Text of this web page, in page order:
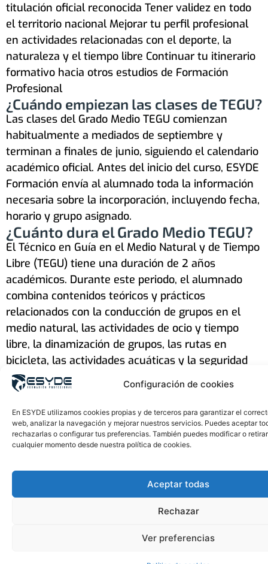
Configuración de cookies
En ESYDE utilizamos cookies propias y de terceros para garantizar el
web, analizar la navegación y mejorar nuestros servicios. Puedes aceptar
rechazarlas o configurar tus preferencias. También puedes modificar o
cualquier momento desde nuestra política de cookies.
Aceptar todas
Rechazar
Ver preferencias
titulación oficial reconocida Tener validez en todo
el territorio nacional Mejorar tu perfil profesional
en actividades relacionadas con el deporte, la
naturaleza y el tiempo libre Continuar tu itinerario
formativo hacia otros estudios de Formación
Profesional
¿Cuándo empiezan las clases de TEGU?
Las clases del Grado Medio TEGU comienzan
habitualmente a mediados de septiembre y
terminan a finales de junio, siguiendo el calendario
académico oficial. Antes del inicio del curso, ESYDE
Formación envía al alumnado toda la información
necesaria sobre la incorporación, incluyendo fecha,
horario y grupo asignado.
¿Cuánto dura el Grado Medio TEGU?
El Técnico en Guía en el Medio Natural y de Tiempo
Libre (TEGU) tiene una duración de 2 años
académicos. Durante este periodo, el alumnado
combina contenidos teóricos y prácticos
relacionados con la conducción de grupos en el
medio natural, las actividades de ocio y tiempo
libre, la dinamización de grupos, las rutas en
bicicleta, las actividades acuáticas y la seguridad
en entornos naturales.
¿Qué materiales necesito para
estudiar TEGU?
Dispositivo Digital: Al igual que en todas nuestras
titulaciones, es imprescindible disponer de un
dispositivo electrónico (portátil o Tablet) con
conexión a internet para acceder a la plataforma
Moodle, donde se gestionan los contenidos teóricos
y las entregas.
material técnico y específico necesario para las
prácticas deportivas de la titulación, tales como